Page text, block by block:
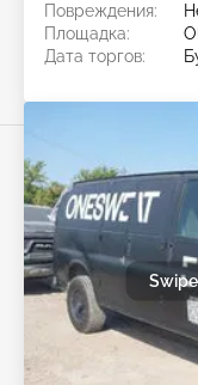
Повреждения:
Площадка:
Дата торгов: